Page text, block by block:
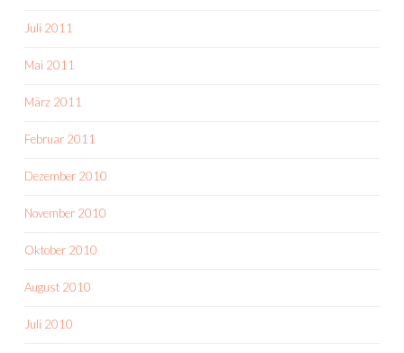
Juli 2011
Mai 2011
März 2011
Februar 2011
Dezember 2010
November 2010
Oktober 2010
August 2010
Juli 2010